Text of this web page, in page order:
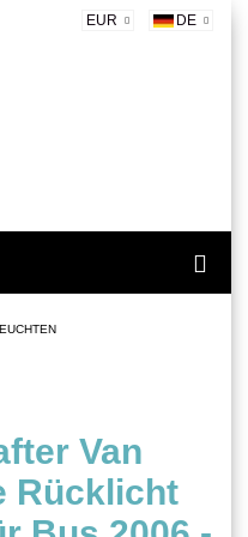
EUR DE
Van
Rücklicht